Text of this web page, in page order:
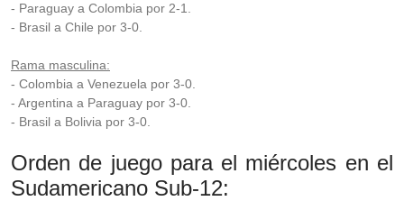
- Paraguay a Colombia por 2-1.
- Brasil a Chile por 3-0.
Rama masculina:
- Colombia a Venezuela por 3-0.
- Argentina a Paraguay por 3-0.
- Brasil a Bolivia por 3-0.
Orden de juego para el miércoles en el
Sudamericano Sub-12: